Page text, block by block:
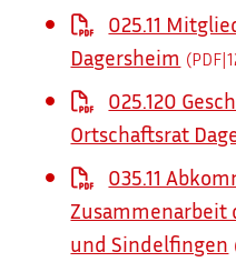
025.11
Dagersheim
025.120
Ortschaftsrat
035.11
Zusammenarbeit
und Sindelfingen